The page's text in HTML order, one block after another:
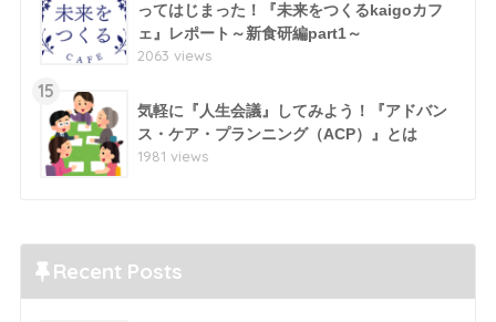
ってはじまった！『未来をつくるkaigoカフ
ェ』レポート～新食研編part1～
2063 views
15
気軽に『人生会議』してみよう！『アドバン
ス・ケア・プランニング（ACP）』とは
1981 views
Recent Posts